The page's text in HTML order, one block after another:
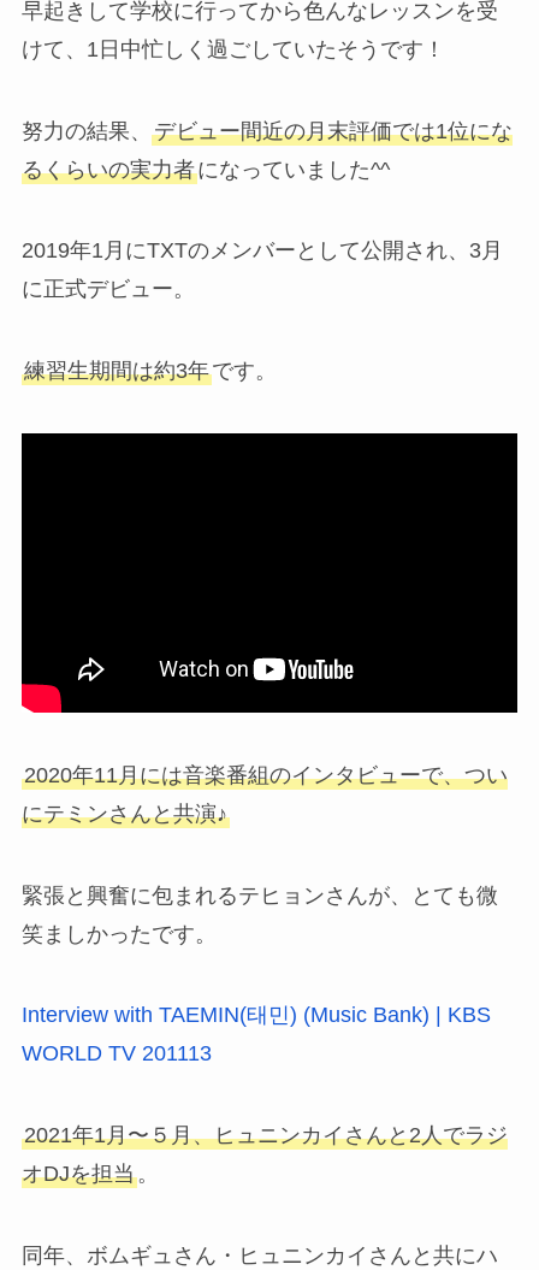
早起きして学校に行ってから色んなレッスンを受
けて、1日中忙しく過ごしていたそうです！
努力の結果、 デビュー間近の月末評価では1位にな
るくらいの実力者になっていました^^
2019年1月にTXTのメンバーとして公開され、3月
に正式デビュー。
練習生期間は約3年です。
2020年11月には音楽番組のインタビューで、つい
にテミンさんと共演♪
緊張と興奮に包まれるテヒョンさんが、とても微
笑ましかったです。
Interview with TAEMIN(태민) (Music Bank) | KBS
WORLD TV 201113
2021年1月〜５月、ヒュニンカイさんと2人でラジ
オDJを担当。
同年、ボムギュさん・ヒュニンカイさんと共にハ